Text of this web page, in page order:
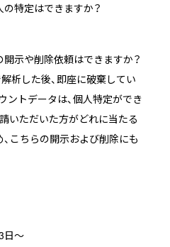
特定はできますか？
示や削除依頼はできますか？
析した後、即座に破棄してい
ントデータは、個人特定ができ
いただいた方がどれに当たる
こちらの開示および削除にも
日～